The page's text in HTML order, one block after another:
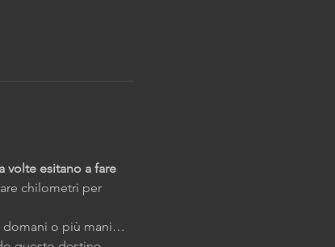
volte esitano a fare
chilometri per
domani o più mani…